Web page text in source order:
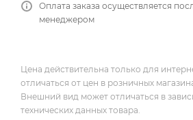
Оплата заказа осуществляется
менеджером
Цена действительна только для
отличаться от цен в розничных
Внешний вид может отличаться в
технических данных товара.